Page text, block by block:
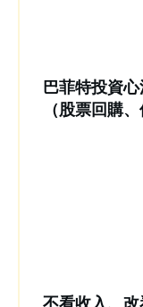
巴菲特投資
（股票回購